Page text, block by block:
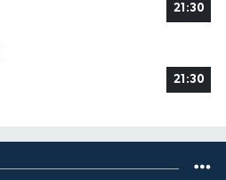
21:30
21:30